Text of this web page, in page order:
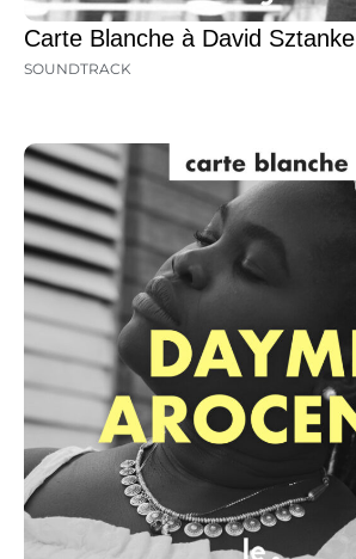
Carte Blanche à David Sztanke
SOUNDTRACK